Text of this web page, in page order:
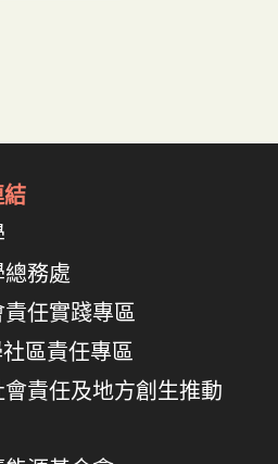
務處
任實踐專區
區責任專區
責任及地方創生推動